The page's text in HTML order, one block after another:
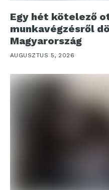
Egy hét kötelező
munkavégzésről
Magyarország
AUGUSZTUS 5, 2026